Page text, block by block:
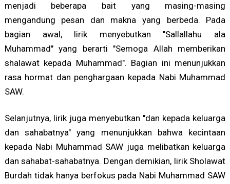
menjadi beberapa bait yang masing-masing
mengandung pesan dan makna yang berbeda. Pada
bagian awal, lirik menyebutkan "Sallallahu ala
Muhammad" yang berarti "Semoga Allah memberikan
shalawat kepada Muhammad". Bagian ini menunjukkan
rasa hormat dan penghargaan kepada Nabi Muhammad
SAW.
Selanjutnya, lirik juga menyebutkan "dan kepada keluarga
dan sahabatnya" yang menunjukkan bahwa kecintaan
kepada Nabi Muhammad SAW juga melibatkan keluarga
dan sahabat-sahabatnya. Dengan demikian, lirik Sholawat
Burdah tidak hanya berfokus pada Nabi Muhammad SAW